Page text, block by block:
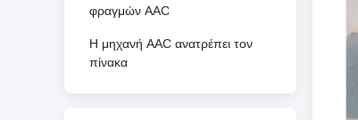
φραγμών AAC
Η μηχανή AAC ανατρέπει τον
πίνακα